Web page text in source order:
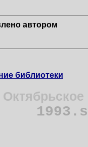
автором
библиотеки
Октябрьское